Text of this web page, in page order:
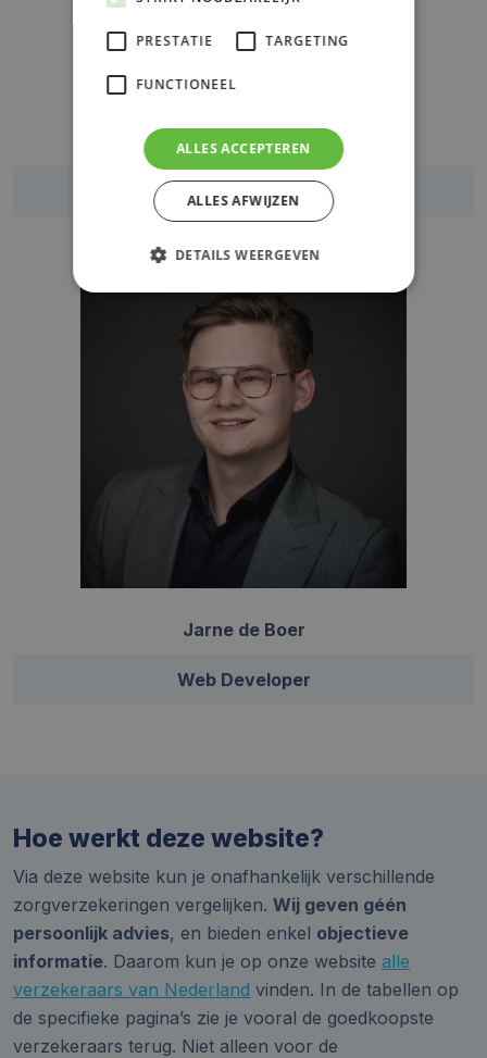
Jordi de Koning
Zorgverzekeringsexpert
Jarne de Boer
Web Developer
Hoe werkt deze website?
Via deze website kun je onafhankelijk verschillende
zorgverzekeringen vergelijken. Wij geven géén
persoonlijk advies, en bieden enkel objectieve
informatie. Daarom kun je op onze website alle
verzekeraars van Nederland vinden. In de tabellen op
de specifieke pagina’s zie je vooral de goedkoopste
verzekeraars terug. Niet alleen voor de
PRESTATIE TARGETING
FUNCTIONEEL
ALLES ACCEPTEREN
ALLES AFWIJZEN
DETAILS WEERGEVEN